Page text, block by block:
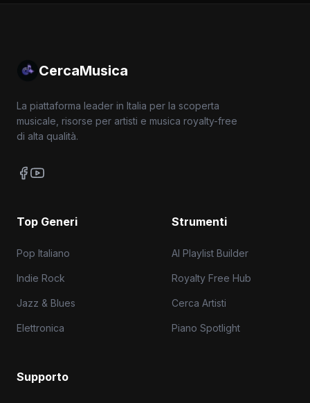
CercaMusica
La piattaforma leader in Italia per la scoperta
musicale, risorse per artisti e musica royalty-free
di alta qualità.
Top Generi
Pop Italiano
Indie Rock
Jazz & Blues
Elettronica
Strumenti
AI Playlist Builder
Royalty Free Hub
Cerca Artisti
Piano Spotlight
Supporto